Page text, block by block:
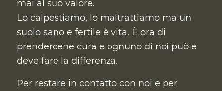
mai al suo valore.
Lo calpestiamo, lo maltrattiamo ma un
suolo sano e fertile è vita. È ora di
prendercene cura e ognuno di noi può e
deve fare la differenza.
Per restare in contatto con noi e per